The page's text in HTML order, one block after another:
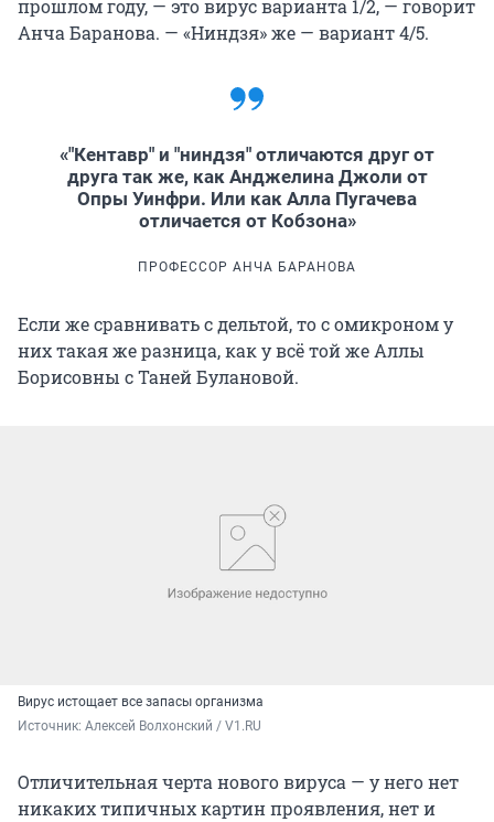
прошлом году, — это вирус варианта 1/2, — говорит
Анча Баранова. — «Ниндзя» же — вариант 4/5.
«"Кентавр" и "ниндзя" отличаются друг от
друга так же, как Анджелина Джоли от
Опры Уинфри. Или как Алла Пугачева
отличается от Кобзона»
ПРОФЕССОР АНЧА БАРАНОВА
Если же сравнивать с дельтой, то с омикроном у
них такая же разница, как у всё той же Аллы
Борисовны с Таней Булановой.
Вирус истощает все запасы организма
Источник: Алексей Волхонский / V1.RU
Отличительная черта нового вируса — у него нет
никаких типичных картин проявления, нет и